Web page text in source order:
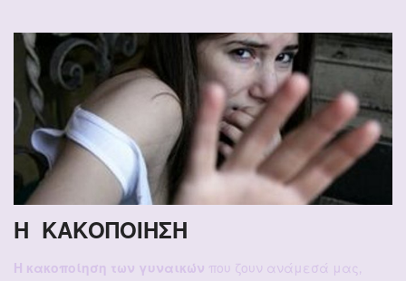
Η ΚΑΚΟΠΟΙΗΣΗ
Η κακοποίηση των γυναικών που ζουν ανάμεσά μας,